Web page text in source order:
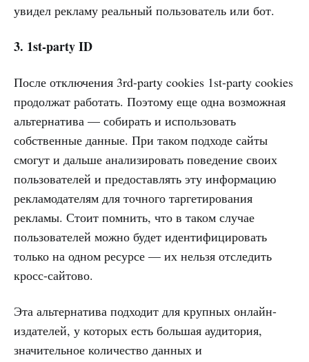
увидел рекламу реальный пользователь или бот.
3. 1st-party ID
После отключения 3rd-party cookies 1st-party cookies
продолжат работать. Поэтому еще одна возможная
альтернатива — собирать и использовать
собственные данные. При таком подходе сайты
смогут и дальше анализировать поведение своих
пользователей и предоставлять эту информацию
рекламодателям для точного таргетирования
рекламы. Стоит помнить, что в таком случае
пользователей можно будет идентифицировать
только на одном ресурсе — их нельзя отследить
кросс-сайтово.
Эта альтернатива подходит для крупных онлайн-
издателей, у которых есть большая аудитория,
значительное количество данных и